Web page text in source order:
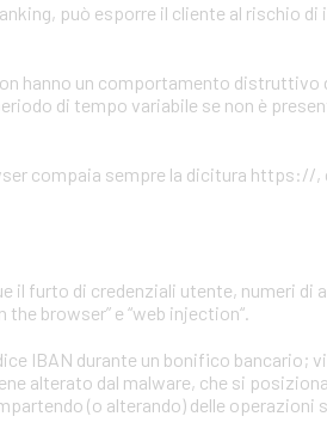
può esporre il cliente al rischio di
hanno un comportamento distruttivo
di tempo variabile se non è
compaia sempre la dicitura https://
il furto di credenziali utente, numeri di
browser” e “web injection“.
IBAN durante un bonifico bancario;
alterato dal malware, che si
(o alterando) delle operazioni